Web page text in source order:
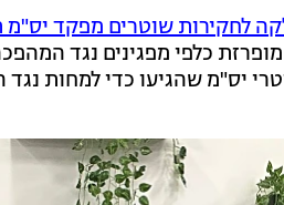
לחקירות שוטרים מפקד יס"מ
כלפי מפגינים נגד
יס"מ שהגיעו כדי למחות